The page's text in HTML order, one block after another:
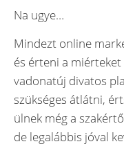
Na ugye…
Mindezt online
és érteni a miérteket
vadonatúj divatos
szükséges átlátni,
ülnek még a
de legalábbis jóval